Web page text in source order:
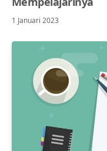
1 Januari 2023